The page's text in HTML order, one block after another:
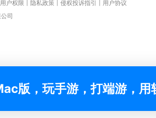
用户权限 隐私政策 侵权投诉指引
用户协议
司
版，玩手游，打端游，用